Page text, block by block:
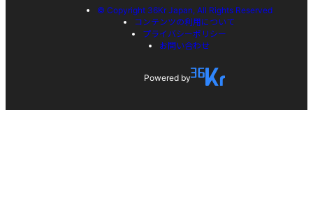
© Copyright 36Kr Japan, All Rights Reserved
コンテンツの利用について
プライバシーポリシー
お問い合わせ
Powered by